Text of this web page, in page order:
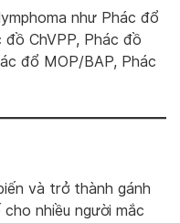
như Phác đổ
ChVPP, Phác đồ
đổ MOP/BAP, Phác
và trở thành gánh
nhiều người mắc